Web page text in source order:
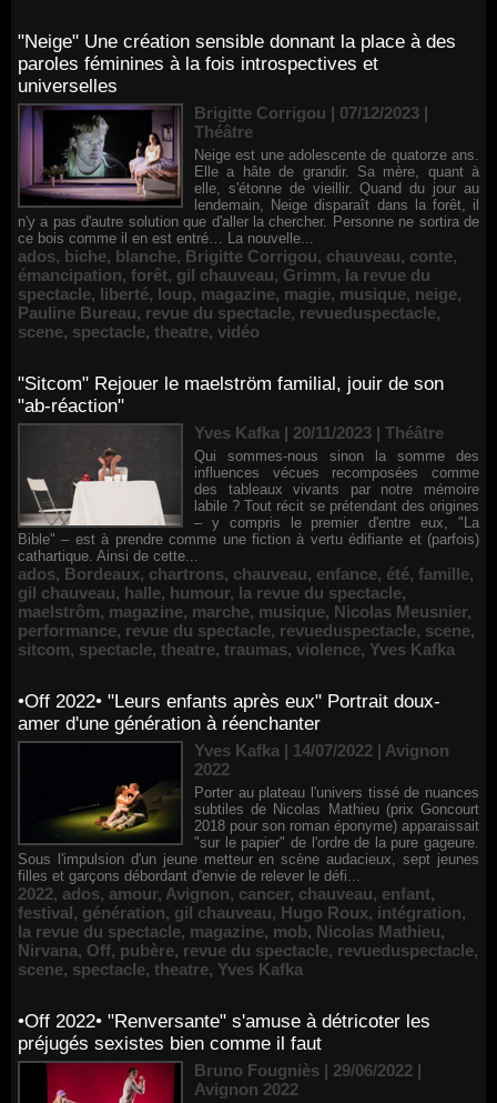
"Neige" Une création sensible donnant la place à des
paroles féminines à la fois introspectives et
universelles
Brigitte Corrigou | 07/12/2023 |
Théâtre
Neige est une adolescente de quatorze ans.
Elle a hâte de grandir. Sa mère, quant à
elle, s'étonne de vieillir. Quand du jour au
lendemain, Neige disparaît dans la forêt, il
n'y a pas d'autre solution que d'aller la chercher. Personne ne sortira de
ce bois comme il en est entré… La nouvelle...
ados, biche, blanche, Brigitte Corrigou, chauveau, conte,
émancipation, forêt, gil chauveau, Grimm, la revue du
spectacle, liberté, loup, magazine, magie, musique, neige,
Pauline Bureau, revue du spectacle, revueduspectacle,
scene, spectacle, theatre, vidéo
"Sitcom" Rejouer le maelström familial, jouir de son
"ab-réaction"
Yves Kafka | 20/11/2023 | Théâtre
Qui sommes-nous sinon la somme des
influences vécues recomposées comme
des tableaux vivants par notre mémoire
labile ? Tout récit se prétendant des origines
– y compris le premier d'entre eux, "La
Bible" – est à prendre comme une fiction à vertu édifiante et (parfois)
cathartique. Ainsi de cette...
ados, Bordeaux, chartrons, chauveau, enfance, été, famille,
gil chauveau, halle, humour, la revue du spectacle,
maelstrôm, magazine, marche, musique, Nicolas Meusnier,
performance, revue du spectacle, revueduspectacle, scene,
sitcom, spectacle, theatre, traumas, violence, Yves Kafka
•Off 2022• "Leurs enfants après eux" Portrait doux-
amer d'une génération à réenchanter
Yves Kafka | 14/07/2022 | Avignon
2022
Porter au plateau l'univers tissé de nuances
subtiles de Nicolas Mathieu (prix Goncourt
2018 pour son roman éponyme) apparaissait
"sur le papier" de l'ordre de la pure gageure.
Sous l'impulsion d'un jeune metteur en scène audacieux, sept jeunes
filles et garçons débordant d'envie de relever le défi...
2022, ados, amour, Avignon, cancer, chauveau, enfant,
festival, génération, gil chauveau, Hugo Roux, intégration,
la revue du spectacle, magazine, mob, Nicolas Mathieu,
Nirvana, Off, pubère, revue du spectacle, revueduspectacle,
scene, spectacle, theatre, Yves Kafka
•Off 2022• "Renversante" s'amuse à détricoter les
préjugés sexistes bien comme il faut
Bruno Fougniès | 29/06/2022 |
Avignon 2022